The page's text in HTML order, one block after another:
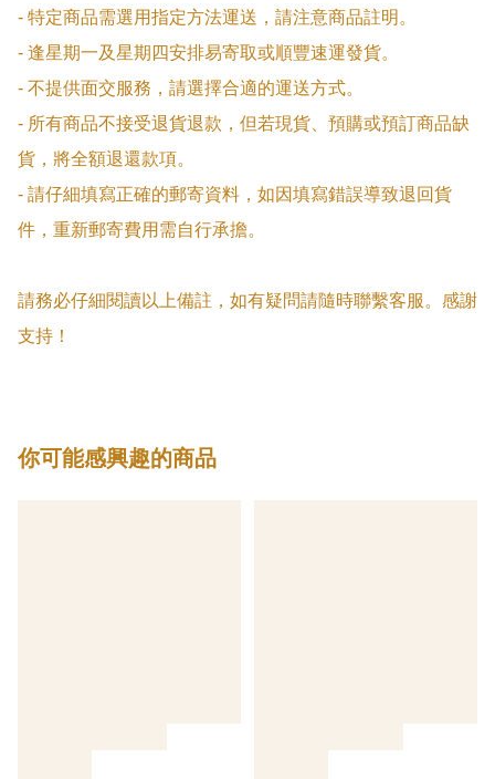
- 特定商品需選用指定方法運送，請注意商品註明。
- 逢星期一及星期四安排易寄取或順豐速運發貨。
- 不提供面交服務，請選擇合適的運送方式。
- 所有商品不接受退貨退款，但若現貨、預購或預訂商品缺
貨，將全額退還款項。
- 請仔細填寫正確的郵寄資料，如因填寫錯誤導致退回貨
件，重新郵寄費用需自行承擔。
請務必仔細閱讀以上備註，如有疑問請隨時聯繫客服。感謝
支持！
你可能感興趣的商品